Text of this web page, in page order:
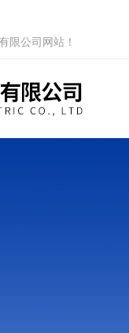
限公司网站！